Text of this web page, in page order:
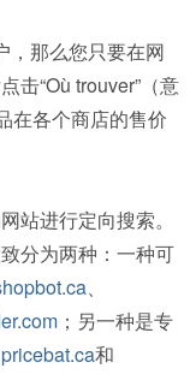
，那么您只要在网
击“Où trouver”（意
在各个商店的售价
站进行定向搜索。
分为两种：一种可
、
；另一种是专
pricebat.ca和